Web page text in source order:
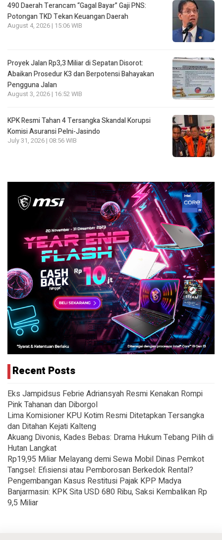
490 Daerah Terancam “Gagal Bayar” Gaji PNS:
Potongan TKD Tekan Keuangan Daerah
August 4, 2026 | 15:06 WIB
Proyek Jalan Rp3,3 Miliar di Sepatan Disorot:
Abaikan Prosedur K3 dan Berpotensi Bahayakan
Pengguna Jalan
August 3, 2026 | 16:52 WIB
KPK Resmi Tahan 4 Tersangka Skandal Korupsi
Komisi Asuransi Pelni-Jasindo
July 31, 2026 | 08:56 WIB
Recent Posts
Eks Jampidsus Febrie Adriansyah Resmi Kenakan Rompi
Pink Tahanan dan Diborgol
Lima Komisioner KPU Kotim Resmi Ditetapkan Tersangka
dan Ditahan Kejati Kalteng
Akuang Divonis, Kades Bebas: Drama Hukum Tebang Pilih di
Hutan Langkat
Rp19,95 Miliar Melayang demi Sewa Mobil Dinas Pemkot
Tangsel: Efisiensi atau Pemborosan Berkedok Rental?
Pengembangan Kasus Restitusi Pajak KPP Madya
Banjarmasin: KPK Sita USD 680 Ribu, Saksi Kembalikan Rp
9,5 Miliar